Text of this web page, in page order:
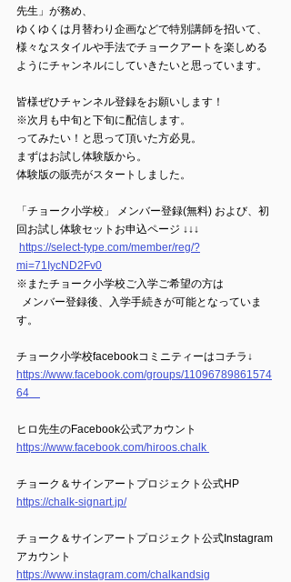
先生」が務め、
ゆくゆくは月替わり企画などで特別講師を招いて、
様々なスタイルや手法でチョークアートを楽しめる
ようにチャンネルにしていきたいと思っています。
皆様ぜひチャンネル登録をお願いします！
※次月も中旬と下旬に配信します。
ってみたい！と思って頂いた方必見。
まずはお試し体験版から。
体験版の販売がスタートしました。
「チョーク小学校」 メンバー登録(無料) および、初
回お試し体験セットお申込ページ ↓↓↓
https://select-type.com/member/reg/?
mi=71IycND2Fv0
※またチョーク小学校ご入学ご希望の方は
す。
チョーク小学校facebookコミニティーはコチラ↓
https://www.facebook.com/groups/11096789861574
64
ヒロ先生のFacebook公式アカウント
https://www.facebook.com/hiroos.chalk
チョーク＆サインアートプロジェクト公式HP
https://chalk-signart.jp/
チョーク＆サインアートプロジェクト公式Instagram
アカウント
https://www.instagram.com/chalkandsig